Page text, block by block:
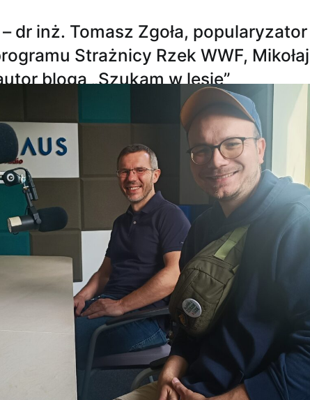
dr inż. Tomasz Zgoła,
Strażnicy Rzek WWF,
bloga „Szukam w lesie”